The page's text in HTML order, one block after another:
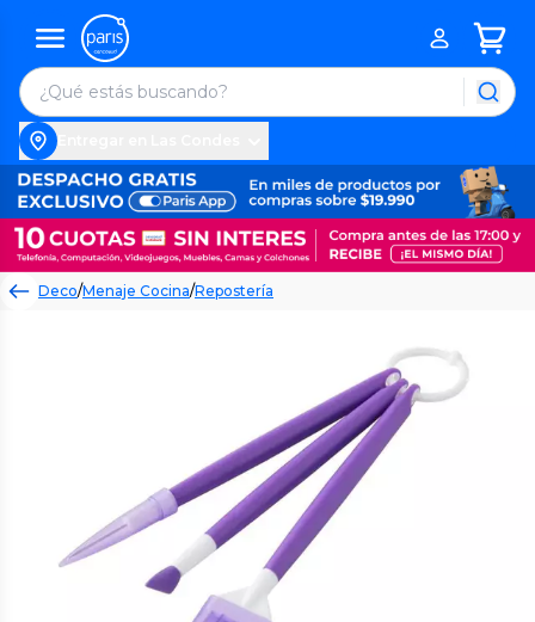
Deco/Menaje Cocina/Repostería